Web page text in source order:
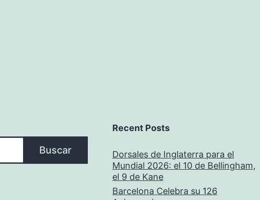
Buscar
Recent Posts
Dorsales de Inglaterra para el
Mundial 2026: el 10 de Bellingham,
el 9 de Kane
Barcelona Celebra su 126